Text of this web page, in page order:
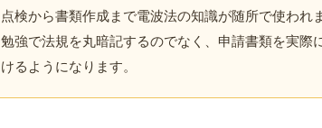
点検から書類作成まで電波法の知識が随所で使われ
勉強で法規を丸暗記するのでなく、申請書類を実際
けるようになります。